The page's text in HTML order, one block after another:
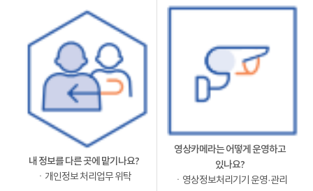
내 정보를 다른 곳에 맡기나요?
ㆍ개인정보 처리업무 위탁
영상카메라는 어떻게 운영하고
있나요?
ㆍ영상정보처리기기 운영·관리